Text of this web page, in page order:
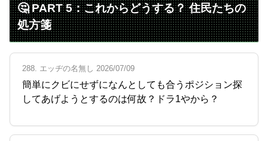
🤔 PART 5：これからどうする？ 住民たちの
処方箋
288. エッヂの名無し 2026/07/09
簡単にクビにせずになんとしても合うポジション探
してあげようとするのは何故？ドラ1やから？